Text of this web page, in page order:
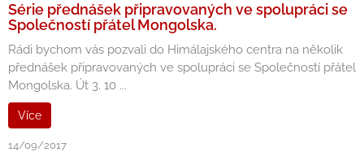
Série přednášek připravovaných ve spolupráci se
Společností přátel Mongolska.
Rádi bychom vás pozvali do Himálajského centra na několik
přednášek připravovaných ve spolupráci se Společností přátel
Mongolska. Út 3. 10 ...
Více
14/09/2017